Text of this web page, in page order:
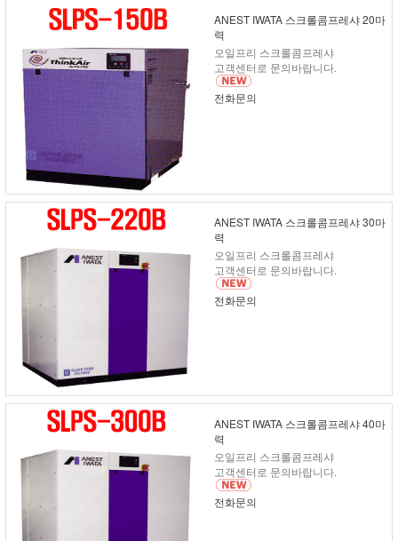
ANEST IWATA 스크롤콤프레샤 20마
력
오일프리 스크롤콤프레샤
고객센터로 문의바랍니다.
전화문의
ANEST IWATA 스크롤콤프레샤 30마
력
오일프리 스크롤콤프레샤
고객센터로 문의바랍니다.
전화문의
ANEST IWATA 스크롤콤프레샤 40마
력
오일프리 스크롤콤프레샤
고객센터로 문의바랍니다.
전화문의